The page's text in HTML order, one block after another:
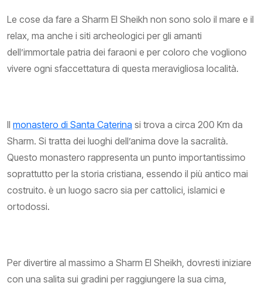
Le cose da fare a Sharm El Sheikh non sono solo il mare e il
relax, ma anche i siti archeologici per gli amanti
dell’immortale patria dei faraoni e per coloro che vogliono
vivere ogni sfaccettatura di questa meravigliosa località.
Il monastero di Santa Caterina si trova a circa 200 Km da
Sharm. Si tratta dei luoghi dell’anima dove la sacralità.
Questo monastero rappresenta un punto importantissimo
soprattutto per la storia cristiana, essendo il più antico mai
costruito. è un luogo sacro sia per cattolici, islamici e
ortodossi.
Per divertire al massimo a Sharm El Sheikh, dovresti iniziare
con una salita sui gradini per raggiungere la sua cima,